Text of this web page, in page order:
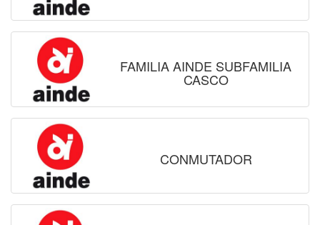
FAMILIA AINDE SUBFAMILIA
CASCO
CONMUTADOR